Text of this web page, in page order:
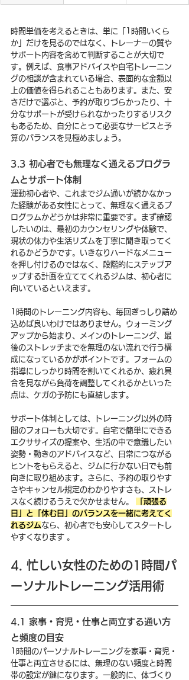
時間単価を考えるときは、単に「1時間いくら
か」だけを見るのではなく、トレーナーの質や
サポート内容を含めて判断することが大切で
す。例えば、食事アドバイスや自宅トレーニン
グの相談が含まれている場合、表面的な金額以
上の価値を得られることもあります。また、安
さだけで選ぶと、予約が取りづらかったり、十
分なサポートが受けられなかったりするリスク
もあるため、自分にとって必要なサービスと予
算のバランスを見極めましょう。
3.3 初心者でも無理なく通えるプログラ
ムとサポート体制
運動初心者や、これまでジム通いが続かなかっ
た経験がある女性にとって、無理なく通えるプ
ログラムかどうかは非常に重要です。まず確認
したいのは、最初のカウンセリングや体験で、
現状の体力や生活リズムを丁寧に聞き取ってく
れるかどうかです。いきなりハードなメニュー
を押し付けるのではなく、段階的にステップア
ップする計画を立ててくれるジムは、初心者に
向いているといえます。
1時間のトレーニング内容も、毎回ぎっしり詰め
込めば良いわけではありません。ウォーミング
アップから始まり、メインのトレーニング、最
後のストレッチまでを無理のない流れで行う構
成になっているかがポイントです。フォームの
指導にしっかり時間を割いてくれるか、疲れ具
合を見ながら負荷を調整してくれるかといった
点は、ケガの予防にも直結します。
サポート体制としては、トレーニング以外の時
間のフォローも大切です。自宅で簡単にできる
エクササイズの提案や、生活の中で意識したい
姿勢・動きのアドバイスなど、日常につながる
ヒントをもらえると、ジムに行かない日でも前
向きに取り組めます。さらに、予約の取りやす
さやキャンセル規定のわかりやすさも、ストレ
スなく続けるうえで欠かせません。
「頑張る
日」と「休む日」のバランスを一緒に考えてく
れるジムなら、初心者でも安心してスタートし
やすくなります 。
4. 忙しい女性のための1時間パ
ーソナルトレーニング活用術
4.1 家事・育児・仕事と両立する通い方
と頻度の目安
1時間のパーソナルトレーニングを家事・育児・
仕事と両立させるには、無理のない頻度と時間
帯の設定が鍵になります。一般的に、体づくり